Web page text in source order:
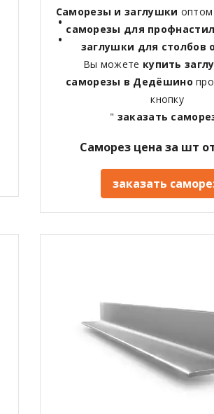
Саморезы и заглушки оптом
саморезы для
заглушки для столбов
Вы можете купить
саморезы в Дедёшино
кнопку
" заказать
Саморез цена за шт
заказать